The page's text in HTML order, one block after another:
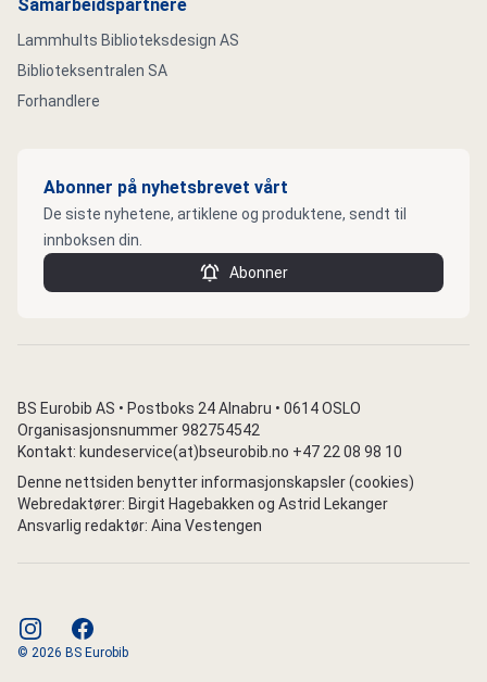
Samarbeidspartnere
Lammhults Biblioteksdesign AS
Biblioteksentralen SA
Forhandlere
Abonner på nyhetsbrevet vårt
De siste nyhetene, artiklene og produktene, sendt til
innboksen din.
Abonner
BS Eurobib AS • Postboks 24 Alnabru • 0614 OSLO
Organisasjonsnummer 982754542
Kontakt: kundeservice(at)bseurobib.no +47 22 08 98 10
Denne nettsiden benytter informasjonskapsler (cookies)
Webredaktører: Birgit Hagebakken og Astrid Lekanger
Ansvarlig redaktør: Aina Vestengen
instagramfacebook
© 2026 BS Eurobib